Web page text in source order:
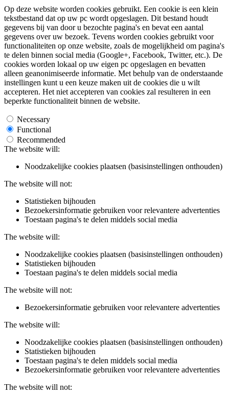
Op deze website worden cookies gebruikt. Een cookie is een klein
tekstbestand dat op uw pc wordt opgeslagen. Dit bestand houdt
gegevens bij van door u bezochte pagina's en bevat een aantal
gegevens over uw bezoek. Tevens worden cookies gebruikt voor
functionaliteiten op onze website, zoals de mogelijkheid om pagina's
te delen binnen social media (Google+, Facebook, Twitter, etc.). De
cookies worden lokaal op uw eigen pc opgeslagen en bevatten
alleen geanonimiseerde informatie. Met behulp van de onderstaande
instellingen kunt u een keuze maken uit de cookies die u wilt
accepteren. Het niet accepteren van cookies zal resulteren in een
beperkte functionaliteit binnen de website.
Necessary
Functional
Recommended
The website will:
Noodzakelijke cookies plaatsen (basisinstellingen onthouden)
The website will not:
Statistieken bijhouden
Bezoekersinformatie gebruiken voor relevantere advertenties
Toestaan pagina's te delen middels social media
The website will:
Noodzakelijke cookies plaatsen (basisinstellingen onthouden)
Statistieken bijhouden
Toestaan pagina's te delen middels social media
The website will not:
Bezoekersinformatie gebruiken voor relevantere advertenties
The website will:
Noodzakelijke cookies plaatsen (basisinstellingen onthouden)
Statistieken bijhouden
Toestaan pagina's te delen middels social media
Bezoekersinformatie gebruiken voor relevantere advertenties
The website will not: